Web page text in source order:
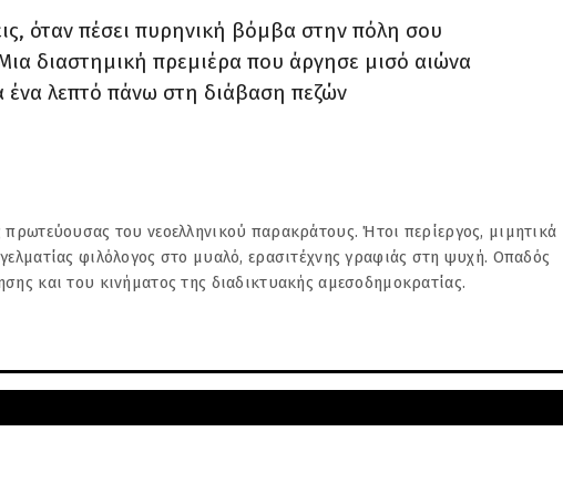
όταν πέσει πυρηνική βόμβα στην πόλη σου
διαστημική πρεμιέρα που άργησε μισό αιώνα
λεπτό πάνω στη διάβαση πεζών
του νεοελληνικού παρακράτους. Ήτοι περίεργος, μιμητικά
φιλόλογος στο μυαλό, ερασιτέχνης γραφιάς στη ψυχή. Οπαδός
και του κινήματος της διαδικτυακής αμεσοδημοκρατίας.
θέαμα του καλοκαιριού